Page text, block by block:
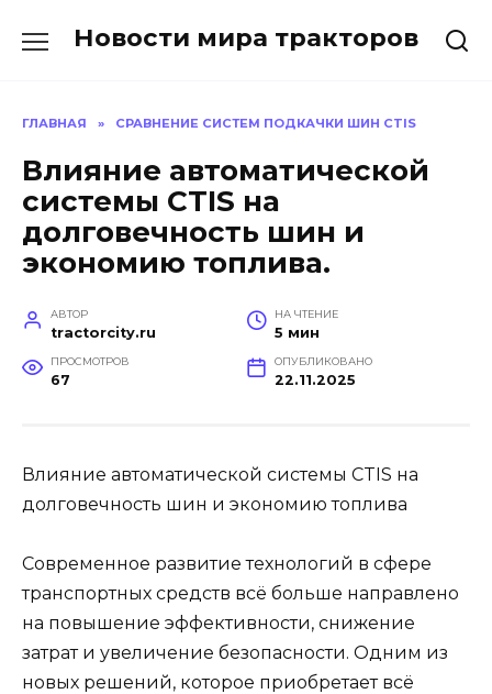
Новости мира тракторов
ГЛАВНАЯ » СРАВНЕНИЕ СИСТЕМ ПОДКАЧКИ ШИН CTIS
Влияние автоматической
системы CTIS на
долговечность шин и
экономию топлива.
АВТОР
tractorcity.ru
НА ЧТЕНИЕ
5 мин
ПРОСМОТРОВ
67
ОПУБЛИКОВАНО
22.11.2025
Влияние автоматической системы CTIS на
долговечность шин и экономию топлива
Современное развитие технологий в сфере
транспортных средств всё больше направлено
на повышение эффективности, снижение
затрат и увеличение безопасности. Одним из
новых решений, которое приобретает всё